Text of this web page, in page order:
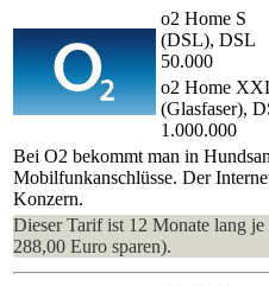
o2 Home S
(DSL), DSL
50.000
o2 Home
(Glasfaser),
1.000.000
Bei O2 bekommt man in
Mobilfunkanschlüsse. Der
Konzern.
Dieser Tarif ist 12 Monate lang
288,00 Euro sparen).